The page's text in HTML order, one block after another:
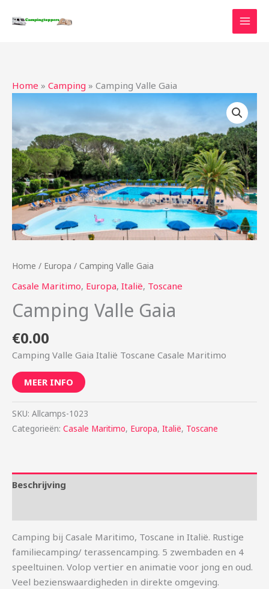
naar
Home » Camping » Camping Valle Gaia
Home / Europa / Camping Valle Gaia
Casale Maritimo, Europa, Italië, Toscane
Camping Valle Gaia
€0.00
Camping Valle Gaia Italië Toscane Casale Maritimo
MEER INFO
SKU: Allcamps-1023
Categorieën: Casale Maritimo, Europa, Italië, Toscane
Beschrijving
Camping bij Casale Maritimo, Toscane in Italië. Rustige
familiecamping/ terassencamping. 5 zwembaden en 4
speeltuinen. Volop vertier en animatie voor jong en oud.
Veel bezienswaardigheden in direkte omgeving.